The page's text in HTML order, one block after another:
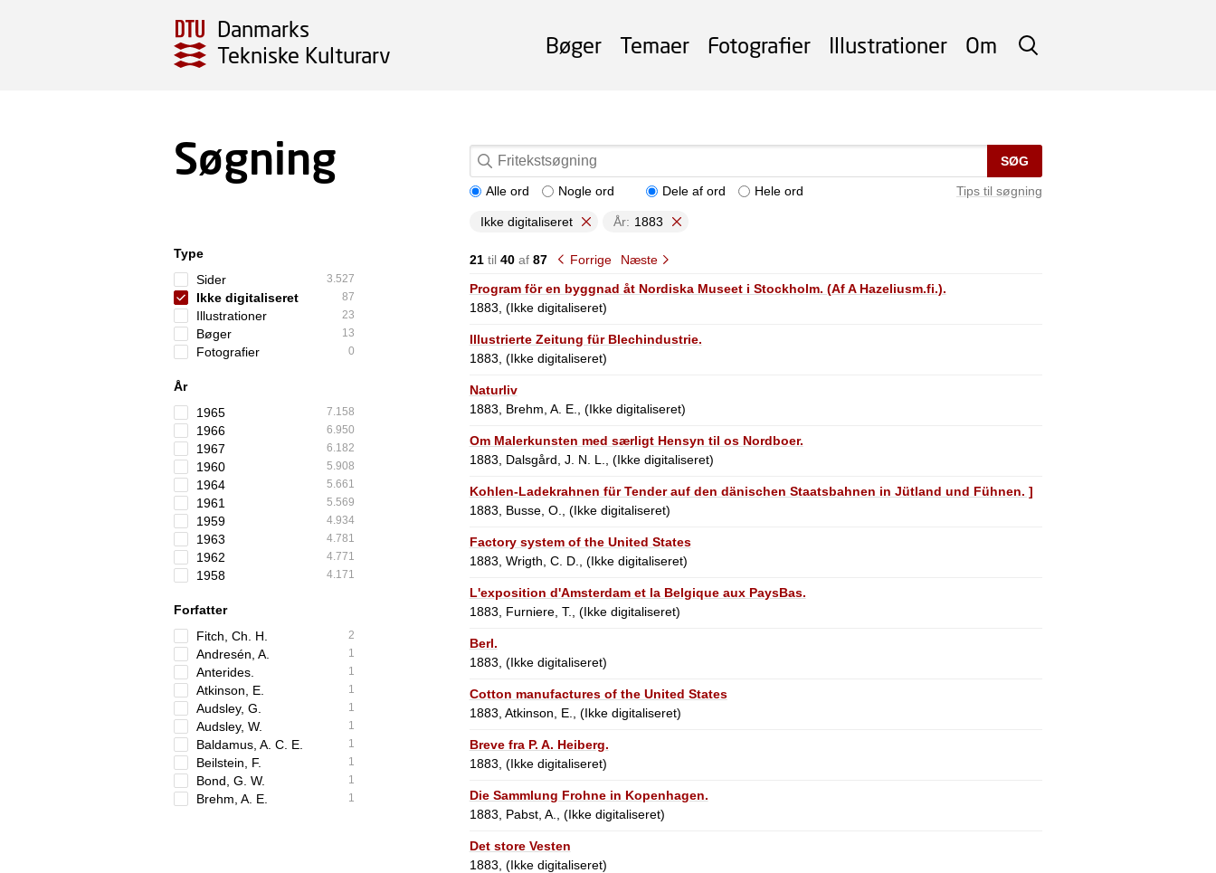
Danmarks
Tekniske Kulturarv
SØG
Bøger Temaer Fotografier Illustrationer Om
Søgning SØG
Tips til søgning
Alle ord Nogle ord Dele af ord Hele ord
Ikke digitaliseret År: 1883
Type
Sider
3.527
Ikke digitaliseret 87
Illustrationer 23
Bøger 13
Fotografier 0
År
1965
7.158
1966 6.950
1967 6.182
1960 5.908
1964 5.661
1961 5.569
1959 4.934
1963 4.781
1962 4.771
1958 4.171
Forfatter
Fitch, Ch. H.
2
Andresén, A. 1
Anterides. 1
Atkinson, E. 1
Audsley, G. 1
Audsley, W. 1
Baldamus, A. C. E. 1
Beilstein, F. 1
Bond, G. W. 1
Brehm, A. E. 1
21til 40af 87 Forrige
Næste
Program för en byggnad åt Nordiska Museet i Stockholm. (Af A Hazeliusm.fi.).
1883, (Ikke digitaliseret)
Illustrierte Zeitung für Blechindustrie.
1883, (Ikke digitaliseret)
Naturliv
1883, Brehm, A. E., (Ikke digitaliseret)
Om Malerkunsten med særligt Hensyn til os Nordboer.
1883, Dalsgård, J. N. L., (Ikke digitaliseret)
Kohlen-Ladekrahnen für Tender auf den dänischen Staatsbahnen in Jütland und Fühnen. ]
1883, Busse, O., (Ikke digitaliseret)
Factory system of the United States
1883, Wrigth, C. D., (Ikke digitaliseret)
L'exposition d'Amsterdam et la Belgique aux PaysBas.
1883, Furniere, T., (Ikke digitaliseret)
Berl.
1883, (Ikke digitaliseret)
Cotton manufactures of the United States
1883, Atkinson, E., (Ikke digitaliseret)
Breve fra P. A. Heiberg.
1883, (Ikke digitaliseret)
Die Sammlung Frohne in Kopenhagen.
1883, Pabst, A., (Ikke digitaliseret)
Det store Vesten
1883, (Ikke digitaliseret)